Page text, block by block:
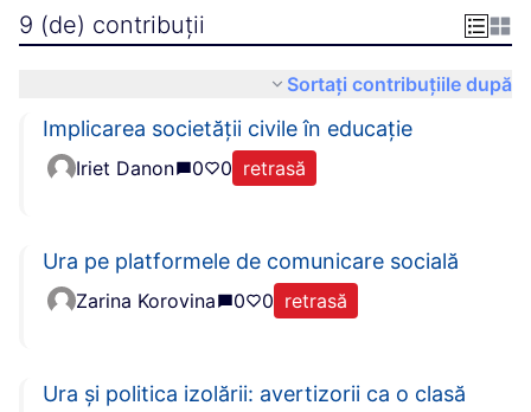
9 (de) contribuții
Sortați contribuțiile după
Implicarea societății civile în educație
Iriet Danon 0 0 retrasă
Ura pe platformele de comunicare socială
Zarina Korovina 0 0 retrasă
Ura și politica izolării: avertizorii ca o clasă